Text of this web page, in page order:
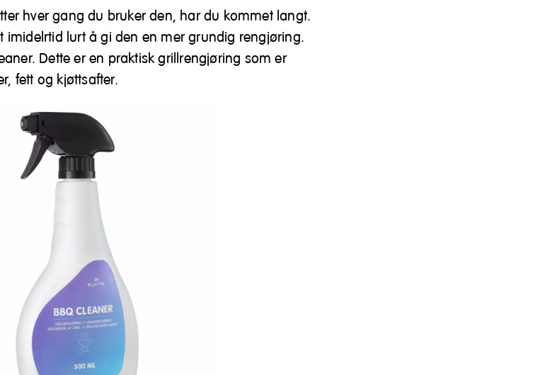
hver gang du bruker den, har du kommet langt.
imidelrtid lurt å gi den en mer grundig rengjøring.
Dette er en praktisk grillrengjøring som er
fett og kjøttsafter.